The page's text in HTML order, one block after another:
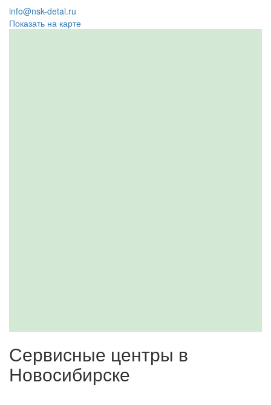
info@nsk-detal.ru
Показать на карте
Сервисные центры в
Новосибирске